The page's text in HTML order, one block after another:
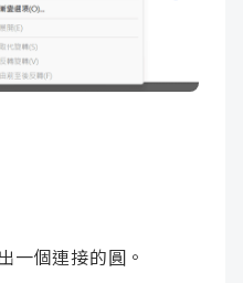
一個連接的圓。